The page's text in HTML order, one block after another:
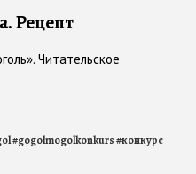
Рецепт
Читательское
#gogolmogolkonkurs#конкурс